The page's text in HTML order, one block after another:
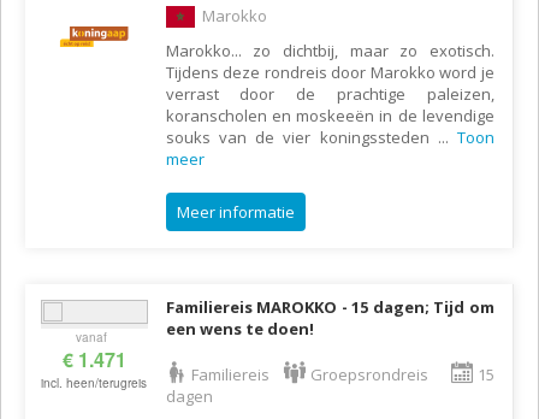
Marokko
Marokko... zo dichtbij, maar zo exotisch.
Tijdens deze rondreis door Marokko word je
verrast door de prachtige paleizen,
koranscholen en moskeeën in de levendige
souks van de vier koningssteden ... Toon
meer
Meer informatie
vanaf
€ 1.471
incl. heen/terugreis
Familiereis MAROKKO - 15 dagen; Tijd om
een wens te doen!
Familiereis Groepsrondreis
15
dagen